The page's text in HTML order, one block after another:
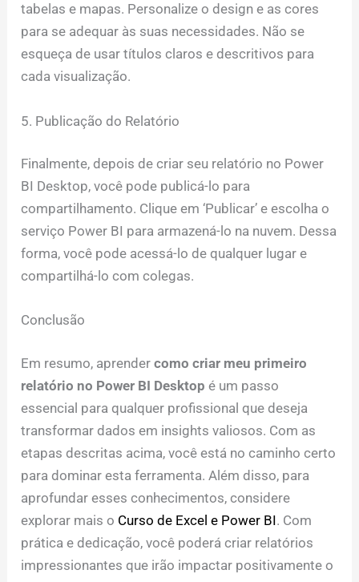
tabelas e mapas. Personalize o design e as cores
para se adequar às suas necessidades. Não se
esqueça de usar títulos claros e descritivos para
cada visualização.
5. Publicação do Relatório
Finalmente, depois de criar seu relatório no Power
BI Desktop, você pode publicá-lo para
compartilhamento. Clique em ‘Publicar’ e escolha o
serviço Power BI para armazená-lo na nuvem. Dessa
forma, você pode acessá-lo de qualquer lugar e
compartilhá-lo com colegas.
Conclusão
Em resumo, aprendercomo criar meu primeiro
relatório no Power BI Desktop é um passo
essencial para qualquer profissional que deseja
transformar dados em insights valiosos. Com as
etapas descritas acima, você está no caminho certo
para dominar esta ferramenta. Além disso, para
aprofundar esses conhecimentos, considere
explorar mais o Curso de Excel e Power BI. Com
prática e dedicação, você poderá criar relatórios
impressionantes que irão impactar positivamente o